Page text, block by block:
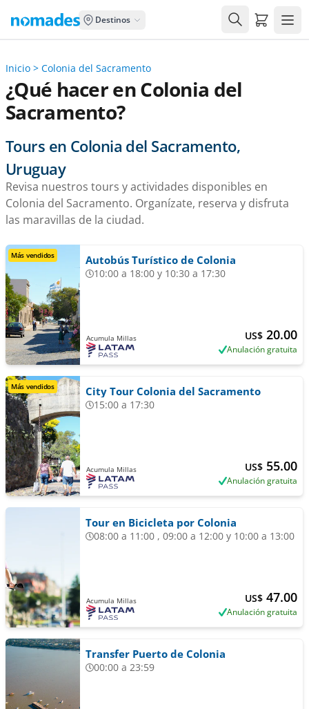
Destinos Carrito
Inicio > Colonia del Sacramento
¿Qué hacer en Colonia del
Sacramento?
Tours en Colonia del Sacramento,
Uruguay
Revisa nuestros tours y actividades disponibles en
Colonia del Sacramento. Organízate, reserva y disfruta
las maravillas de la ciudad.
Más vendidos Autobús Turístico de Colonia
10:00 a 18:00 y 10:30 a 17:30
US$ 20.00
Anulación gratuita
Acumula Millas
Más vendidos City Tour Colonia del Sacramento
15:00 a 17:30
US$ 55.00
Anulación gratuita
Acumula Millas
Tour en Bicicleta por Colonia
08:00 a 11:00 , 09:00 a 12:00 y 10:00 a 13:00
US$ 47.00
Anulación gratuita
Acumula Millas
Transfer Puerto de Colonia
00:00 a 23:59